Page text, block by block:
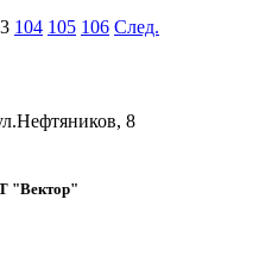
104 105 106 След.
8
"Вектор"